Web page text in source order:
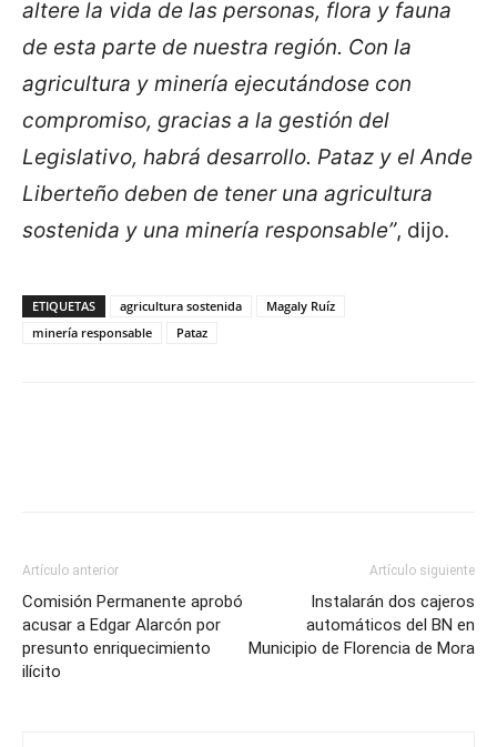
altere la vida de las personas, flora y fauna
de esta parte de nuestra región. Con la
agricultura y minería ejecutándose con
compromiso, gracias a la gestión del
Legislativo, habrá desarrollo. Pataz y el Ande
Liberteño deben de tener una agricultura
sostenida y una minería responsable”, dijo.
ETIQUETAS agricultura sostenida
Magaly Ruíz
minería responsable
Pataz
Artículo anterior
Comisión Permanente aprobó
acusar a Edgar Alarcón por
presunto enriquecimiento
ilícito
Artículo siguiente
Instalarán dos cajeros
automáticos del BN en
Municipio de Florencia de Mora